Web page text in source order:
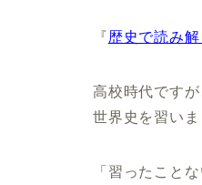
『歴史で読み
高校時代ですが
世界史を習いま
「習ったことな